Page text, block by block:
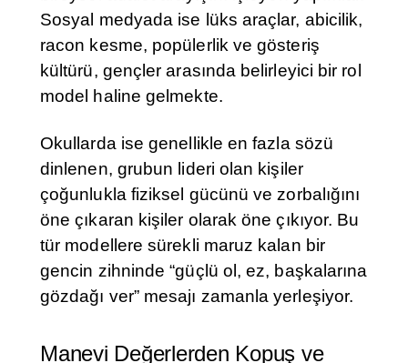
Sosyal medyada ise lüks araçlar, abicilik,
racon kesme, popülerlik ve gösteriş
kültürü, gençler arasında belirleyici bir rol
model haline gelmekte.
Okullarda ise genellikle en fazla sözü
dinlenen, grubun lideri olan kişiler
çoğunlukla fiziksel gücünü ve zorbalığını
öne çıkaran kişiler olarak öne çıkıyor. Bu
tür modellere sürekli maruz kalan bir
gencin zihninde “güçlü ol, ez, başkalarına
gözdağı ver” mesajı zamanla yerleşiyor.
Manevi Değerlerden Kopuş ve